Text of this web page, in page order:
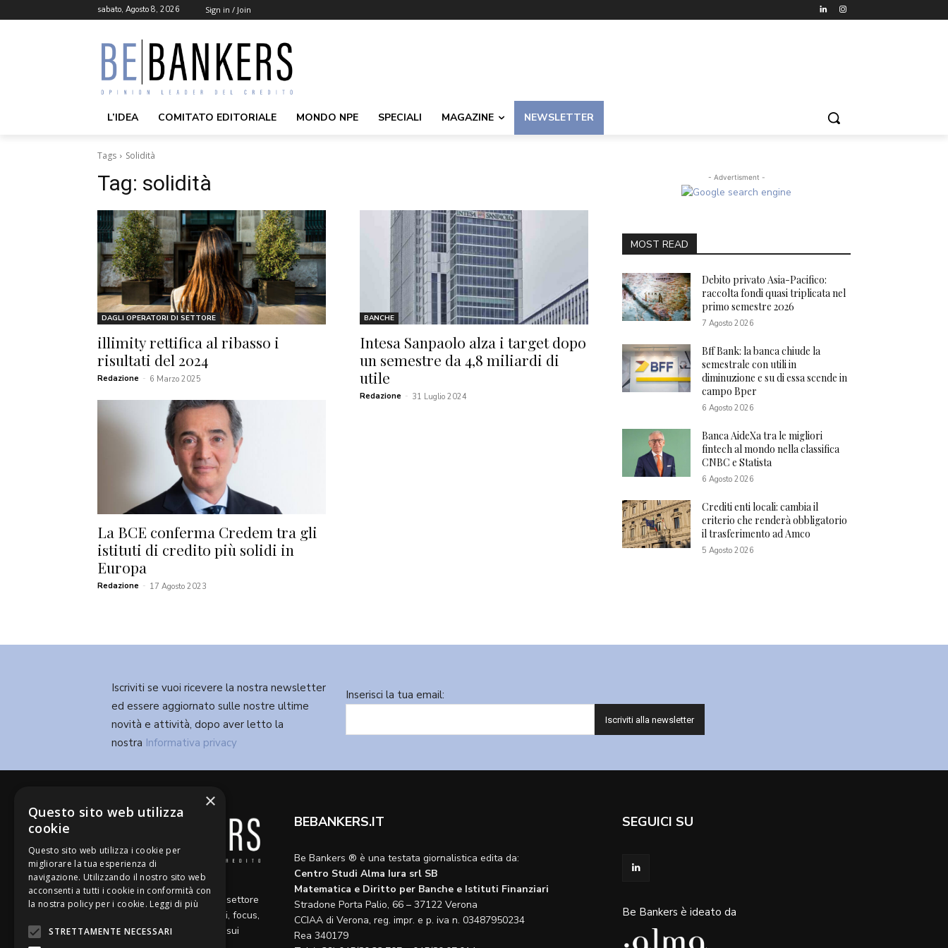
sabato, Agosto 8, 2026 Sign in / Join
L’IDEA COMITATO EDITORIALE MONDO NPE SPECIALI MAGAZINE NEWSLETTER
Tags Solidità
Tag: solidità
DAGLI OPERATORI DI SETTORE
illimity rettifica al ribasso i
risultati del 2024
Redazione - 6 Marzo 2025
BANCHE
Intesa Sanpaolo alza i target dopo
un semestre da 4,8 miliardi di
utile
Redazione - 31 Luglio 2024
La BCE conferma Credem tra gli
istituti di credito più solidi in
Europa
Redazione - 17 Agosto 2023
- Advertisment -
MOST READ
Debito privato Asia-Pacifico:
raccolta fondi quasi triplicata nel
primo semestre 2026
7 Agosto 2026
Bff Bank: la banca chiude la
semestrale con utili in
diminuzione e su di essa scende in
campo Bper
6 Agosto 2026
Banca AideXa tra le migliori
fintech al mondo nella classifica
CNBC e Statista
6 Agosto 2026
Crediti enti locali: cambia il
criterio che renderà obbligatorio
il trasferimento ad Amco
5 Agosto 2026
Iscriviti se vuoi ricevere la nostra newsletter
ed essere aggiornato sulle nostre ultime
novità e attività, dopo aver letto la
nostra Informativa privacy
Inserisci la tua email:
Diamo voce a riflessioni,
aggiornamenti e opinioni sul settore
del credito, ospitando articoli, focus,
approfondimenti e interviste sui
BEBANKERS.IT
Be Bankers ® è una testata giornalistica edita da:
Centro Studi Alma Iura srl SB
Matematica e Diritto per Banche e Istituti Finanziari
Stradone Porta Palio, 66 – 37122 Verona
CCIAA di Verona, reg. impr. e p. iva n. 03487950234
Rea 340179
SEGUICI SU
Be Bankers è ideato da
×
Questo sito web utilizza
cookie
Questo sito web utilizza i cookie per
migliorare la tua esperienza di
navigazione. Utilizzando il nostro sito web
acconsenti a tutti i cookie in conformità con
la nostra policy per i cookie. Leggi di più
STRETTAMENTE NECESSARI